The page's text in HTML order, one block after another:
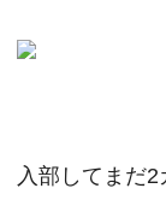
入部してまだ